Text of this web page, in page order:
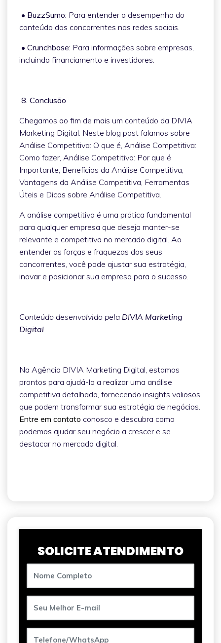
• BuzzSumo: Para entender o desempenho do
conteúdo dos concorrentes nas redes sociais.
• Crunchbase: Para informações sobre empresas,
incluindo financiamento e investidores.
8. Conclusão
Chegamos ao fim de mais um conteúdo da DIVIA
Marketing Digital. Neste blog post falamos sobre
Análise Competitiva: O que é, Análise Competitiva:
Como fazer, Análise Competitiva: Por que é
Importante, Benefícios da Análise Competitiva,
Vantagens da Análise Competitiva, Ferramentas
Úteis e Dicas sobre Análise Competitiva.
A análise competitiva é uma prática fundamental
para qualquer empresa que deseja manter-se
relevante e competitiva no mercado digital. Ao
entender as forças e fraquezas dos seus
concorrentes, você pode ajustar sua estratégia,
inovar e posicionar sua empresa para o sucesso.
Conteúdo desenvolvido pela DIVIA Marketing
Digital
Na Agência DIVIA Marketing Digital, estamos
prontos para ajudá-lo a realizar uma análise
competitiva detalhada, fornecendo insights valiosos
que podem transformar sua estratégia de negócios.
Entre em contato conosco e descubra como
podemos ajudar seu negócio a crescer e se
destacar no mercado digital.
SOLICITE ATENDIMENTO